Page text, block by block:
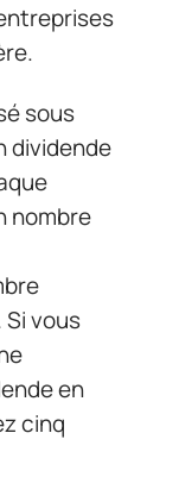
sous
dividende
nombre
Si vous
en
cinq